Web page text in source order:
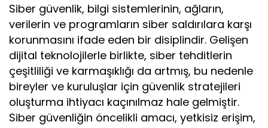
Siber güvenlik, bilgi sistemlerinin, ağların,
verilerin ve programların siber saldırılara karşı
korunmasını ifade eden bir disiplindir. Gelişen
dijital teknolojilerle birlikte, siber tehditlerin
çeşitliliği ve karmaşıklığı da artmış, bu nedenle
bireyler ve kuruluşlar için güvenlik stratejileri
oluşturma ihtiyacı kaçınılmaz hale gelmiştir.
Siber güvenliğin öncelikli amacı, yetkisiz erişim,